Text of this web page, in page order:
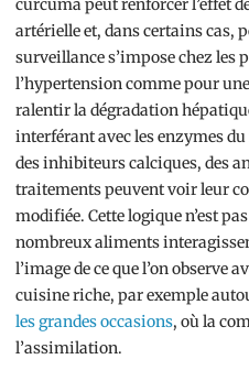
curcuma peut renforcer l’effet
artérielle et, dans certains cas,
surveillance s’impose chez les
l’hypertension comme pour
ralentir la dégradation
interférant avec les enzymes
des inhibiteurs calciques, des
traitements peuvent voir leur
modifiée. Cette logique n’est
nombreux aliments
l’image de ce que l’on observe
cuisine riche, par exemple
les grandes occasions, où la
l’assimilation.